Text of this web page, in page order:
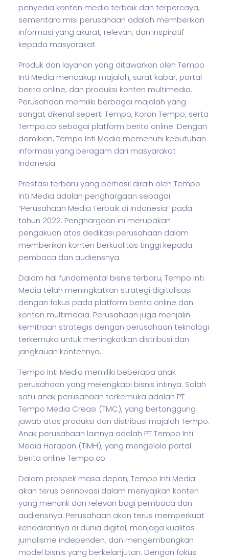
penyedia konten media terbaik dan terpercaya,
sementara misi perusahaan adalah memberikan
informasi yang akurat, relevan, dan inspiratif
kepada masyarakat.
Produk dan layanan yang ditawarkan oleh Tempo
Inti Media mencakup majalah, surat kabar, portal
berita online, dan produksi konten multimedia.
Perusahaan memiliki berbagai majalah yang
sangat dikenal seperti Tempo, Koran Tempo, serta
Tempo.co sebagai platform berita online. Dengan
demikian, Tempo Inti Media memenuhi kebutuhan
informasi yang beragam dari masyarakat
Indonesia.
Prestasi terbaru yang berhasil diraih oleh Tempo
Inti Media adalah penghargaan sebagai
“Perusahaan Media Terbaik di Indonesia” pada
tahun 2022. Penghargaan ini merupakan
pengakuan atas dedikasi perusahaan dalam
memberikan konten berkualitas tinggi kepada
pembaca dan audiensnya.
Dalam hal fundamental bisnis terbaru, Tempo Inti
Media telah meningkatkan strategi digitalisasi
dengan fokus pada platform berita online dan
konten multimedia. Perusahaan juga menjalin
kemitraan strategis dengan perusahaan teknologi
terkemuka untuk meningkatkan distribusi dan
jangkauan kontennya.
Tempo Inti Media memiliki beberapa anak
perusahaan yang melengkapi bisnis intinya. Salah
satu anak perusahaan terkemuka adalah PT
Tempo Media Creasi (TMC), yang bertanggung
jawab atas produksi dan distribusi majalah Tempo.
Anak perusahaan lainnya adalah PT Tempo Inti
Media Harapan (TIMH), yang mengelola portal
berita online Tempo.co.
Dalam prospek masa depan, Tempo Inti Media
akan terus berinovasi dalam menyajikan konten
yang menarik dan relevan bagi pembaca dan
audiensnya. Perusahaan akan terus memperkuat
kehadirannya di dunia digital, menjaga kualitas
jurnalisme independen, dan mengembangkan
model bisnis yang berkelanjutan. Dengan fokus